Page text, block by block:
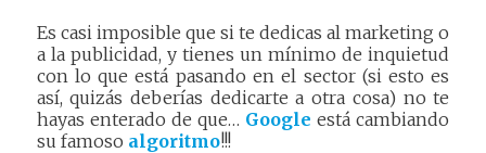
Es casi imposible que si te dedicas al marketing o
a la publicidad, y tienes un mínimo de inquietud
con lo que está pasando en el sector (si esto es
así, quizás deberías dedicarte a otra cosa) no te
hayas enterado de que… Google está cambiando
su famoso algoritmo!!!